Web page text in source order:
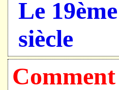
Le 19ème
siècle
Comment